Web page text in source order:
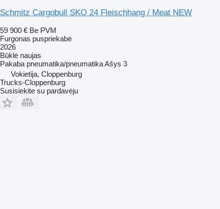
Schmitz Cargobull SKO 24 Fleischhang / Meat NEW
59 900 € Be PVM
Furgonas puspriekabė
2026
Būklė naujas
Pakaba pneumatika/pneumatikaAšys 3
Vokietija, Cloppenburg
Trucks-Cloppenburg
Susisiekite su pardavėju